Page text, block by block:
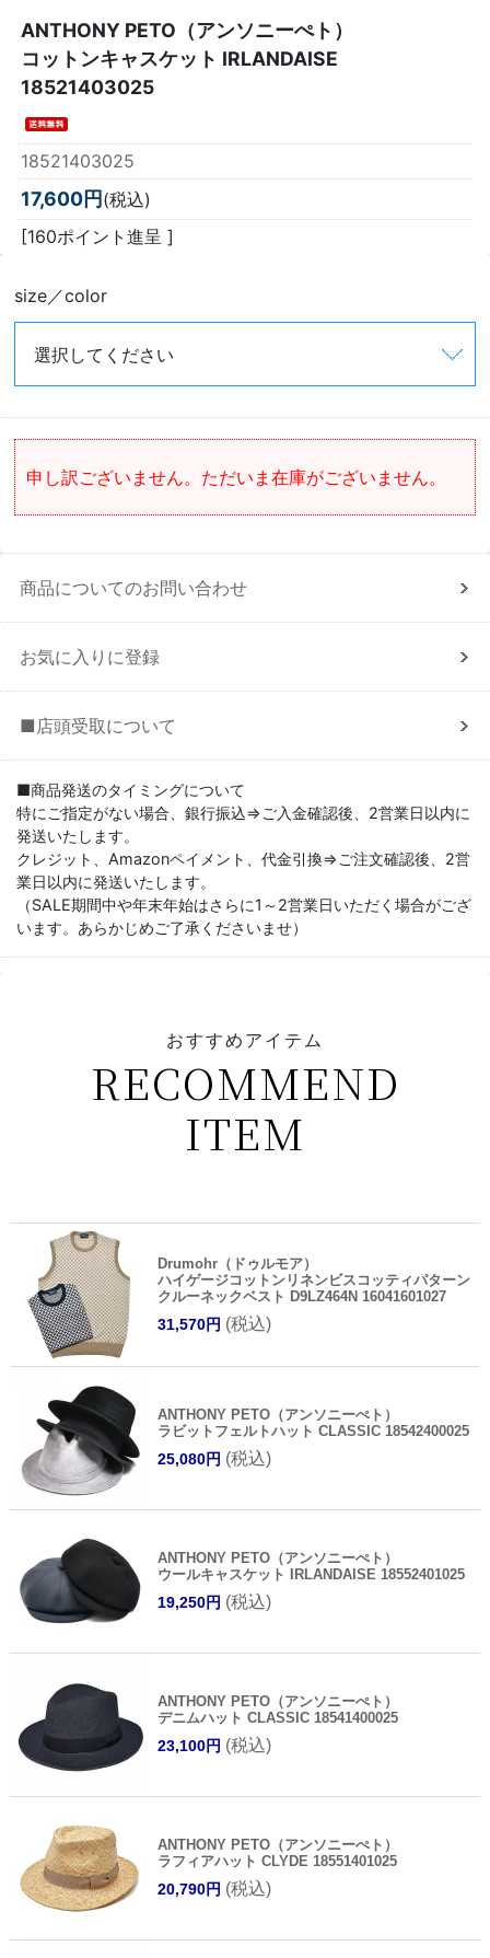
ANTHONY PETO（アンソニーぺト）
コットンキャスケット IRLANDAISE
18521403025
18521403025
17,600円(税込)
[160ポイント進呈 ]
size／color
申し訳ございません。ただいま在庫がございません。
商品についてのお問い合わせ
お気に入りに登録
■店頭受取について
■商品発送のタイミングについて
特にご指定がない場合、銀行振込⇒ご入金確認後、2営業日以内に
発送いたします。
クレジット、Amazonペイメント、代金引換⇒ご注文確認後、2営
業日以内に発送いたします。
（SALE期間中や年末年始はさらに1～2営業日いただく場合がござ
います。あらかじめご了承くださいませ）
おすすめアイテム
RECOMMEND
ITEM
Drumohr（ドゥルモア）
ハイゲージコットンリネンビスコッティパターン
クルーネックベスト D9LZ464N 16041601027
31,570円 (税込)
ANTHONY PETO（アンソニーぺト）
ラビットフェルトハット CLASSIC 18542400025
25,080円 (税込)
ANTHONY PETO（アンソニーぺト）
ウールキャスケット IRLANDAISE 18552401025
19,250円 (税込)
ANTHONY PETO（アンソニーぺト）
デニムハット CLASSIC 18541400025
23,100円 (税込)
ANTHONY PETO（アンソニーぺト）
ラフィアハット CLYDE 18551401025
20,790円 (税込)